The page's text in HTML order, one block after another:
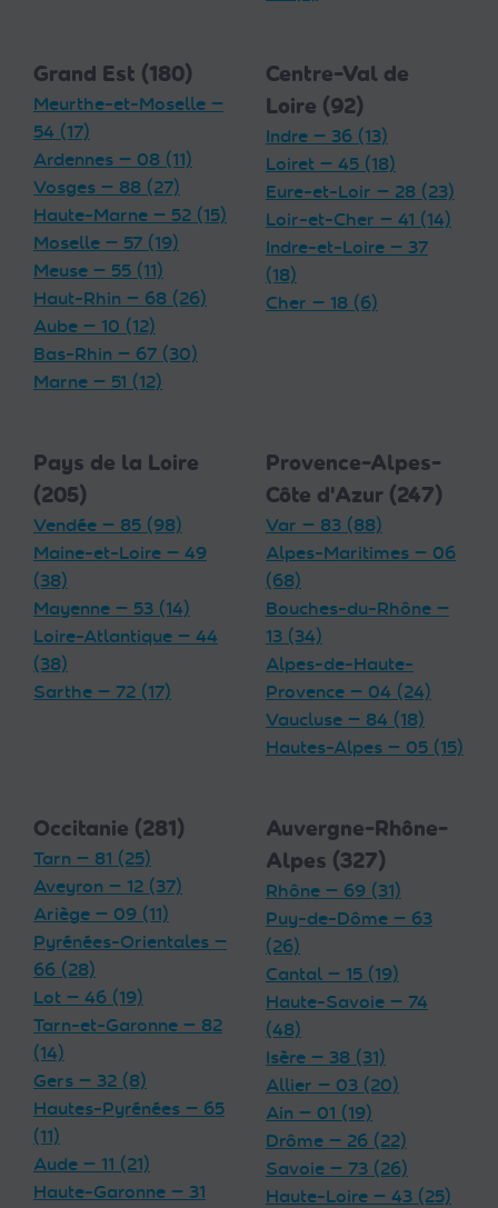
Grand Est (180)
Meurthe-et-Moselle —
54 (17)
Ardennes — 08 (11)
Vosges — 88 (27)
Haute-Marne — 52 (15)
Moselle — 57 (19)
Meuse — 55 (11)
Haut-Rhin — 68 (26)
Aube — 10 (12)
Bas-Rhin — 67 (30)
Marne — 51 (12)
Centre-Val de
Loire (92)
Indre — 36 (13)
Loiret — 45 (18)
Eure-et-Loir — 28 (23)
Loir-et-Cher — 41 (14)
Indre-et-Loire — 37
(18)
Cher — 18 (6)
Pays de la Loire
(205)
Vendée — 85 (98)
Maine-et-Loire — 49
(38)
Mayenne — 53 (14)
Loire-Atlantique — 44
(38)
Sarthe — 72 (17)
Provence-Alpes-
Côte d'Azur (247)
Var — 83 (88)
Alpes-Maritimes — 06
(68)
Bouches-du-Rhône —
13 (34)
Alpes-de-Haute-
Provence — 04 (24)
Vaucluse — 84 (18)
Hautes-Alpes — 05 (15)
Occitanie (281)
Tarn — 81 (25)
Aveyron — 12 (37)
Ariège — 09 (11)
Pyrénées-Orientales —
66 (28)
Lot — 46 (19)
Tarn-et-Garonne — 82
(14)
Gers — 32 (8)
Hautes-Pyrénées — 65
(11)
Aude — 11 (21)
Haute-Garonne — 31
Auvergne-Rhône-
Alpes (327)
Rhône — 69 (31)
Puy-de-Dôme — 63
(26)
Cantal — 15 (19)
Haute-Savoie — 74
(48)
Isère — 38 (31)
Allier — 03 (20)
Ain — 01 (19)
Drôme — 26 (22)
Savoie — 73 (26)
Haute-Loire — 43 (25)